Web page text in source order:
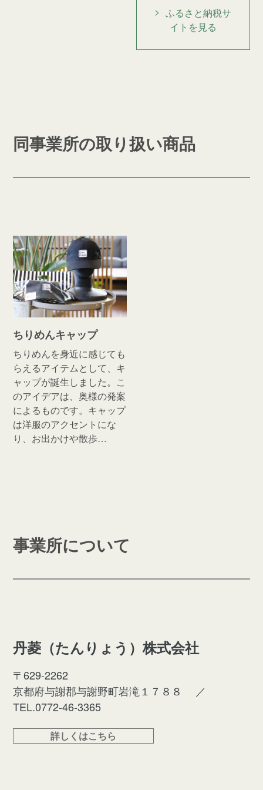
ふるさと納税サ
イトを見る
同事業所の取り扱い商品
ちりめんキャップ
ちりめんを身近に感じても
らえるアイテムとして、キ
ャップが誕生しました。こ
のアイデアは、奥様の発案
によるものです。キャップ
は洋服のアクセントにな
り、お出かけや散歩…
事業所について
丹菱（たんりょう）株式会社
〒629-2262
京都府与謝郡与謝野町岩滝１７８８
／
TEL.0772-46-3365
詳しくはこちら